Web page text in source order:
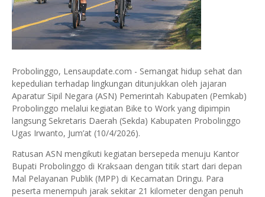
Probolinggo, Lensaupdate.com - Semangat hidup sehat dan
kepedulian terhadap lingkungan ditunjukkan oleh jajaran
Aparatur Sipil Negara (ASN) Pemerintah Kabupaten (Pemkab)
Probolinggo melalui kegiatan Bike to Work yang dipimpin
langsung Sekretaris Daerah (Sekda) Kabupaten Probolinggo
Ugas Irwanto, Jum’at (10/4/2026).
Ratusan ASN mengikuti kegiatan bersepeda menuju Kantor
Bupati Probolinggo di Kraksaan dengan titik start dari depan
Mal Pelayanan Publik (MPP) di Kecamatan Dringu. Para
peserta menempuh jarak sekitar 21 kilometer dengan penuh